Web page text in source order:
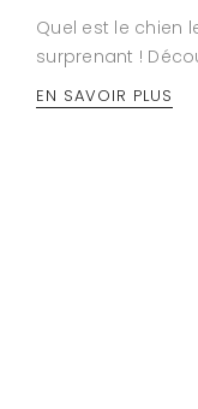
Quel est le chien
surprenant !
EN SAVOIR PLUS